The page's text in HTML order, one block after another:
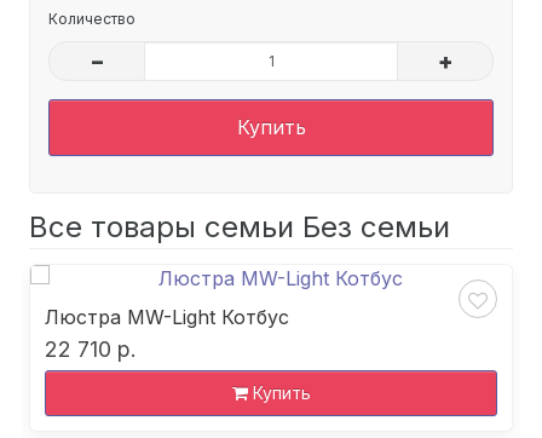
Количество
– +
Купить
Все товары семьи Без семьи
Люстра MW-Light Котбус
22 710 р.
Купить